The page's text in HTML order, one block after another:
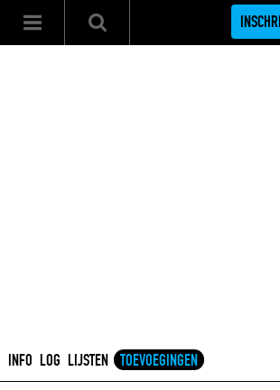
INFO LOG LIJSTEN TOEVOEGINGEN